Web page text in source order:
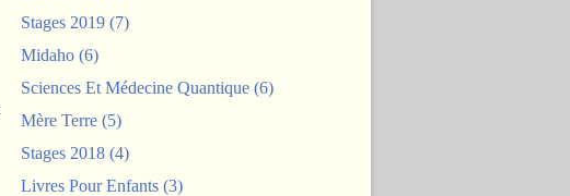
Stages 2019 (7)
Midaho (6)
Sciences Et Médecine Quantique (6)
Mère Terre (5)
Stages 2018 (4)
Livres Pour Enfants (3)